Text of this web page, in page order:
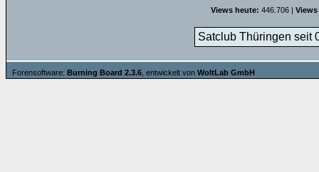
Views heute: 446.706 |
Satclub Thüringen seit
Forensoftware: Burning Board 2.3.6 , entwickelt von WoltLab GmbH